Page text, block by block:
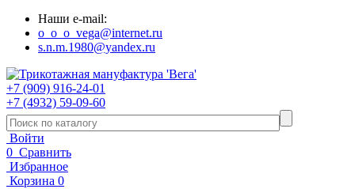
Наши e-mail:
o_o_o_vega@internet.ru
s.n.m.1980@yandex.ru
+7 (909) 916-24-01
+7 (4932) 59-09-60
Войти
0 Сравнить
Избранное
Корзина 0